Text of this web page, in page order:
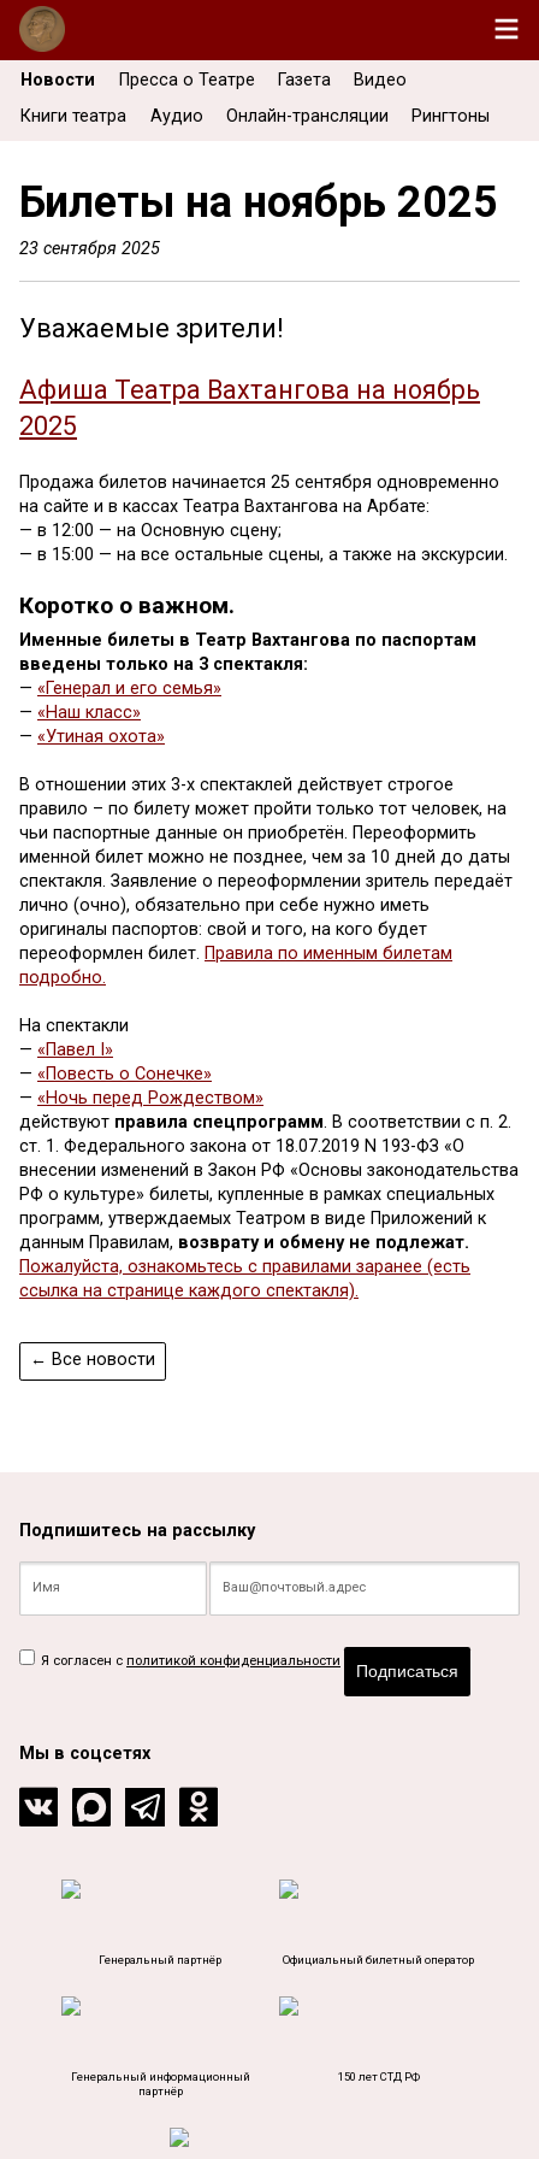
Новости Пресса о Театре Газета
Видео
Книги театра
Аудио Онлайн-трансляции Рингтоны
Билеты на ноябрь 2025
23 сентября 2025
Уважаемые зрители!
Афиша Театра Вахтангова на ноябрь
2025
Продажа билетов начинается 25 сентября одновременно
на сайте и в кассах Театра Вахтангова на Арбате:
— в 12:00 — на Основную сцену;
— в 15:00 — на все остальные сцены, а также на экскурсии.
Коротко о важном.
Именные билеты в Театр Вахтангова по паспортам
введены только на 3 спектакля:
— «Генерал и его семья»
— «Наш класс»
— «Утиная охота»
В отношении этих 3-х спектаклей действует строгое
правило – по билету может пройти только тот человек, на
чьи паспортные данные он приобретён. Переоформить
именной билет можно не позднее, чем за 10 дней до даты
спектакля. Заявление о переоформлении зритель передаёт
лично (очно), обязательно при себе нужно иметь
оригиналы паспортов: свой и того, на кого будет
переоформлен билет. Правила по именным билетам
подробно.
На спектакли
— «Павел I»
— «Повесть о Сонечке»
— «Ночь перед Рождеством»
действуют правила спецпрограмм. В соответствии с п. 2.
ст. 1. Федерального закона от 18.07.2019 N 193-ФЗ «О
внесении изменений в Закон РФ «Основы законодательства
РФ о культуре» билеты, купленные в рамках специальных
программ, утверждаемых Театром в виде Приложений к
данным Правилам, возврату и обмену не подлежат.
Пожалуйста, ознакомьтесь с правилами заранее (есть
ссылка на странице каждого спектакля).
← Все новости
Подпишитесь на рассылку
Я согласен с политикой конфиденциальности
Подписаться
Мы в соцсетях
Генеральный партнёр Официальный билетный оператор
Генеральный информационный
партнёр
150 лет СТД РФ